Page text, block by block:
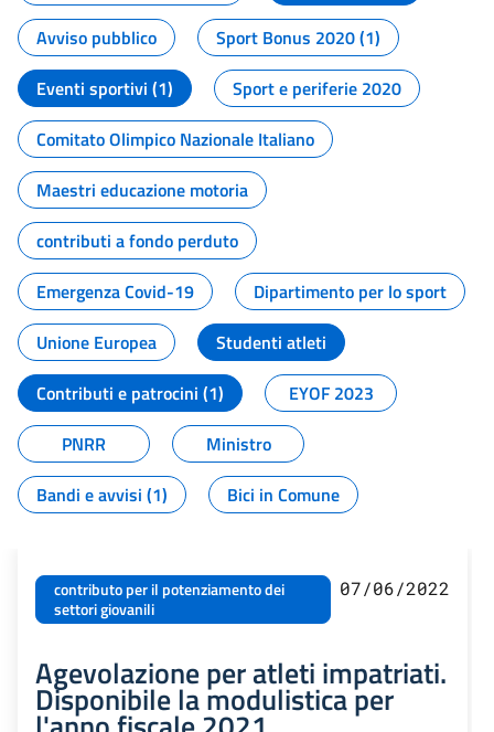
Avviso pubblico
Sport Bonus 2020 (1)
Eventi sportivi (1)
Sport e periferie 2020
Comitato Olimpico Nazionale Italiano
Maestri educazione motoria
contributi a fondo perduto
Emergenza Covid-19
Dipartimento per lo sport
Unione Europea
Studenti atleti
Contributi e patrocini (1)
EYOF 2023
PNRR
Ministro
Bandi e avvisi (1)
Bici in Comune
contributo per il potenziamento dei
settori giovanili
07/06/2022
Agevolazione per atleti impatriati.
Disponibile la modulistica per